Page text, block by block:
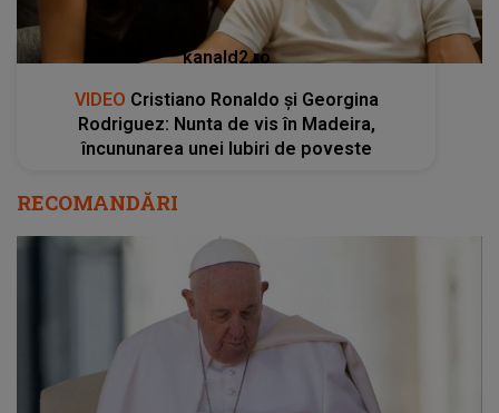
kanald2.ro
VIDEO Cristiano Ronaldo și Georgina
Rodriguez: Nunta de vis în Madeira,
încununarea unei Iubiri de poveste
RECOMANDĂRI